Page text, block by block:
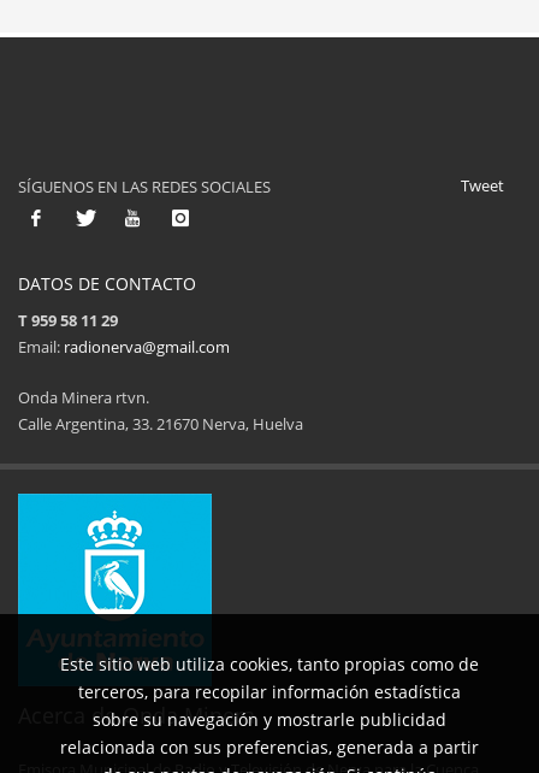
11ª Feria del Jamón 34 Memorial
Tweet
SÍGUENOS EN LAS REDES SOCIALES
DATOS DE CONTACTO
T 959 58 11 29
Email: radionerva@gmail.com
Onda Minera rtvn.
Calle Argentina, 33. 21670 Nerva, Huelva
Acerca de Onda Minera
Este sitio web utiliza cookies, tanto propias como de
terceros, para recopilar información estadística
sobre su navegación y mostrarle publicidad
relacionada con sus preferencias, generada a partir